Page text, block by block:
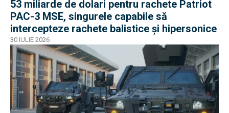
53 miliarde de dolari pentru rachete Patriot
PAC-3 MSE, singurele capabile să
intercepteze rachete balistice și hipersonice
30 IULIE 2026